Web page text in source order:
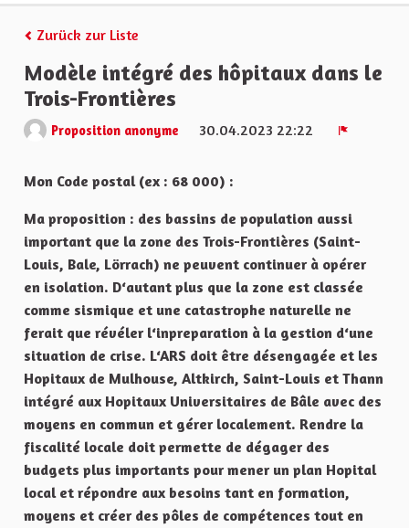
Zurück zur Liste
Modèle intégré des hôpitaux dans le
Trois-Frontières
Proposition anonyme
30.04.2023 22:22
Mon Code postal (ex : 68 000) :
Ma proposition : des bassins de population aussi
important que la zone des Trois-Frontières (Saint-
Louis, Bale, Lörrach) ne peuvent continuer à opérer
en isolation. D‘autant plus que la zone est classée
comme sismique et une catastrophe naturelle ne
ferait que révéler l‘inpreparation à la gestion d‘une
situation de crise. L‘ARS doit être désengagée et les
Hopitaux de Mulhouse, Altkirch, Saint-Louis et Thann
intégré aux Hopitaux Universitaires de Bâle avec des
moyens en commun et gérer localement. Rendre la
fiscalité locale doit permette de dégager des
budgets plus importants pour mener un plan Hopital
local et répondre aux besoins tant en formation,
moyens et créer des pôles de compétences tout en